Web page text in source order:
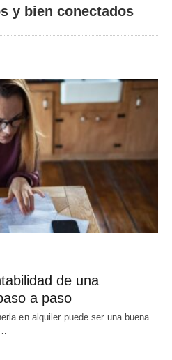
y bien conectados
de una
a paso
en alquiler puede ser una buena